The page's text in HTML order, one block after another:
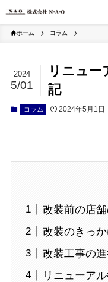
ホーム コラム
リニュー
記
2024
5/01
コラム 2024年5月1日
改装前の店
改装のきっ
改装工事の
リニューア